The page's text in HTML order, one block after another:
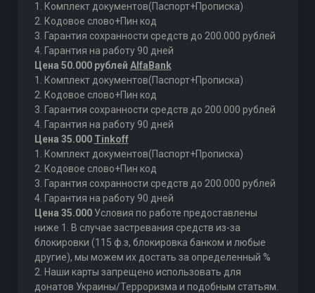
1. Комплект документов(Паспорт+Прописка)
2. Кодовое слово+Пин код
3. Гарантия сохранности средств до 200.000 рублей
4. Гарантия на работу 90 дней
Цена 50.000 рублей AlfaBank
1. Комплект документов(Паспорт+Прописка)
2. Кодовое слово+Пин код
3. Гарантия сохранности средств до 200.000 рублей
4. Гарантия на работу 90 дней
Цена 35.000 Tinkoff
1. Комплект документов(Паспорт+Прописка)
2. Кодовое слово+Пин код
3. Гарантия сохранности средств до 200.000 рублей
4. Гарантия на работу 90 дней
Цена 35.000Условия по работе предоставлены
ниже 1. В случае застревания средств из-за
блокировки (115 ф.з, блокировка банком и любые
другие), мы можем их достать за определенный %
2. Наши карты запрещено использовать для
донатов Украины/Терроризма и подобным статьям.